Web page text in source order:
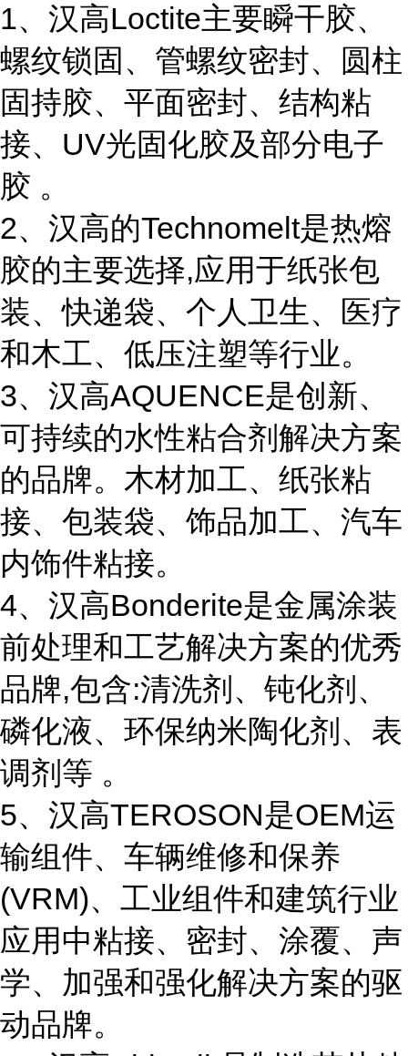
1、汉高Loctite主要瞬干胶、
螺纹锁固、管螺纹密封、圆柱
固持胶、平面密封、结构粘
接、UV光固化胶及部分电子
胶 。
2、汉高的Technomelt是热熔
胶的主要选择,应用于纸张包
装、快递袋、个人卫生、医疗
和木工、低压注塑等行业。
3、汉高AQUENCE是创新、
可持续的水性粘合剂解决方案
的品牌。木材加工、纸张粘
接、包装袋、饰品加工、汽车
内饰件粘接。
4、汉高Bonderite是金属涂装
前处理和工艺解决方案的优秀
品牌,包含:清洗剂、钝化剂、
磷化液、环保纳米陶化剂、表
调剂等 。
5、汉高TEROSON是OEM运
输组件、车辆维修和保养
(VRM)、工业组件和建筑行业
应用中粘接、密封、涂覆、声
学、加强和强化解决方案的驱
动品牌。